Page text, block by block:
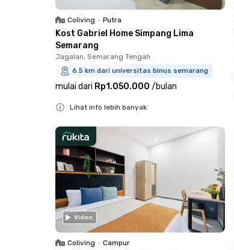
Coliving • Putra
Kost Gabriel Home Simpang Lima
Semarang
Jagalan, Semarang Tengah
6.5 km dari universitas binus semarang
mulai dari Rp1.050.000 /bulan
Lihat info lebih banyak
Video
Coliving • Campur